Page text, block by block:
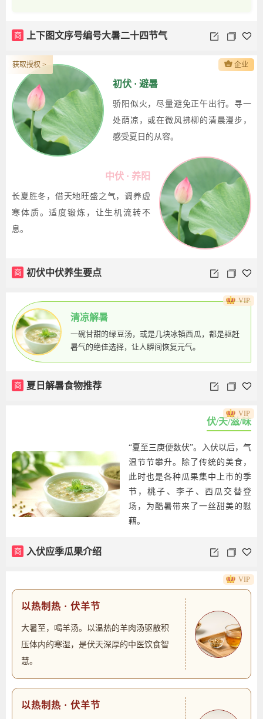
商 上下图文序号编号大暑二十四节气
初伏 · 避暑
骄阳似火，尽量避免正午出行。寻一
处荫凉，或在微风拂柳的清晨漫步，
感受夏日的从容。
中伏 · 养阳
长夏胜冬，借天地旺盛之气，调养虚
寒体质。适度锻炼，让生机流转不
息。
商 初伏中伏养生要点
获取授权 > 企业
清凉解暑
一碗甘甜的绿豆汤，或是几块冰镇西瓜，都是驱赶
暑气的绝佳选择，让人瞬间恢复元气。
商 夏日解暑食物推荐
VIP
伏/天/滋/味
“夏至三庚便数伏”。入伏以后，气
温节节攀升。除了传统的美食，
此时也是各种瓜果集中上市的季
节，桃子、李子、西瓜交替登
场，为酷暑带来了一丝甜美的慰
藉。
商 入伏应季瓜果介绍
VIP
以热制热 · 伏羊节
大暑至，喝羊汤。以温热的羊肉汤驱散积
压体内的寒湿，是伏天深厚的中医饮食智
慧。
以热制热 · 伏羊节
VIP